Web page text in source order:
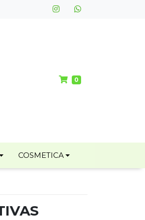
0
COSMETICA